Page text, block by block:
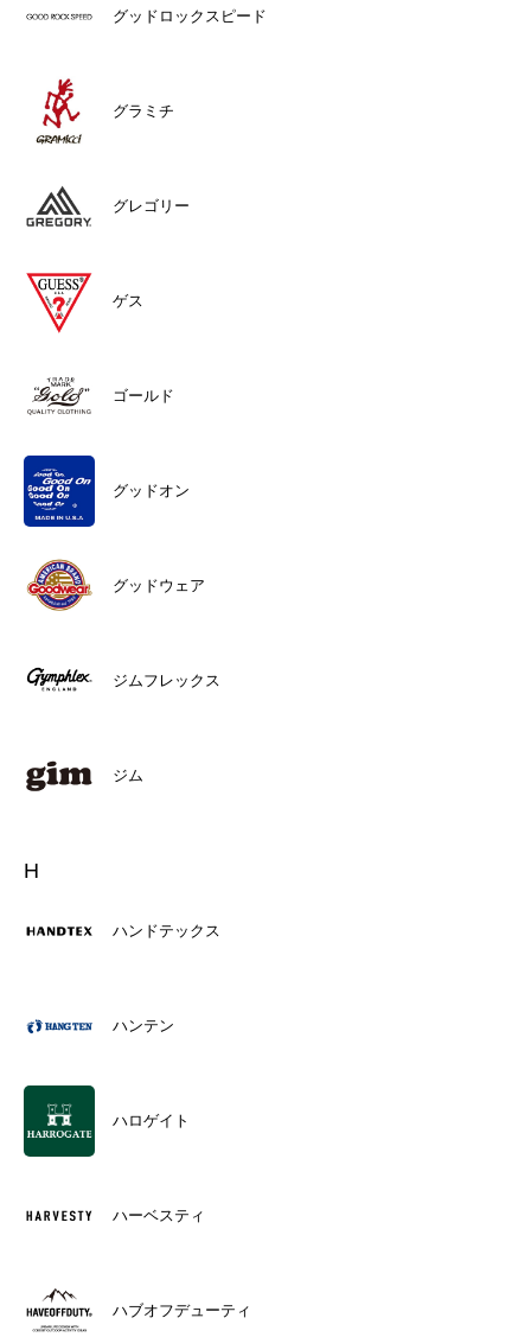
グッドロックスピード
グラミチ
グレゴリー
ゲス
ゴールド
グッドオン
グッドウェア
ジムフレックス
ジム
H
ハンドテックス
ハンテン
ハロゲイト
ハーベスティ
ハブオフデューティ